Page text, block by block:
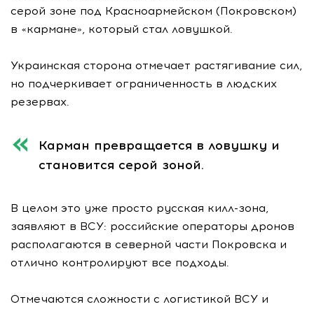
серой зоне под Красноармейском (Покровском)
в «кармане», который стал ловушкой.
Украинская сторона отмечает растягивание сил,
но подчеркивает ограниченность в людских
резервах.
Карман превращается в ловушку и
становится серой зоной.
В целом это уже просто русская килл-зона,
заявляют в ВСУ: российские операторы дронов
располагаются в северной части Покровска и
отлично контролируют все подходы.
Отмечаются сложности с логистикой ВСУ и